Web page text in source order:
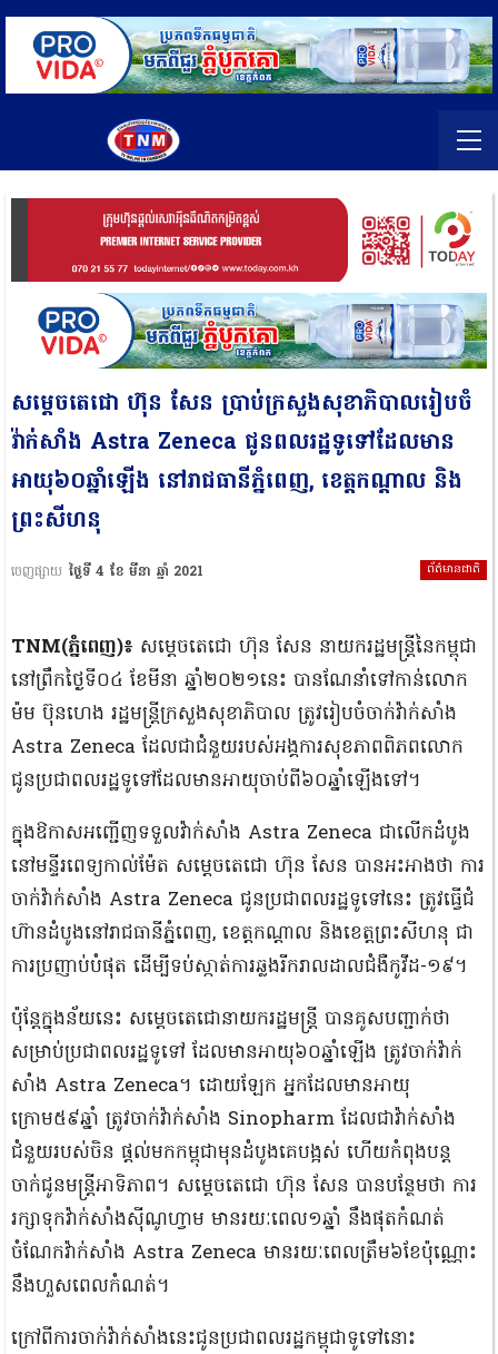
សម្តេចតេជោ ហ៊ុន សែន ប្រាប់ក្រសួងសុខាភិបាលរៀបចំ
វ៉ាក់សាំង Astra Zeneca ជូនពលរដ្ឋទូទៅដែលមាន
អាយុ៦០ឆ្នាំឡើង នៅរាជធានីភ្នំពេញ, ខេត្តកណ្តាល និង
ព្រះសីហនុ
ព័ត៌មានជាតិ
ចេញផ្សាយ ថ្ងៃទី 4 ខែ មីនា ឆ្នាំ 2021
TNM(ភ្នំពេញ)៖ សម្ដេចតេជោ ហ៊ុន សែន នាយករដ្ឋមន្ដ្រីនៃកម្ពុជា
នៅព្រឹកថ្ងៃទី០៤ ខែមីនា ឆ្នាំ២០២១នេះ បានណែនាំទៅកាន់លោក
ម៉ម ប៊ុនហេង រដ្ឋមន្ដ្រីក្រសួងសុខាភិបាល ត្រូវរៀបចំចាក់វ៉ាក់សាំង
Astra Zeneca ដែលជាជំនួយរបស់អង្គការសុខភាពពិភពលោក
ជូនប្រជាពលរដ្ឋទូទៅដែលមានអាយុចាប់ពី៦០ឆ្នាំឡើងទៅ។
ក្នុងឱកាសអញ្ជើញទទួលវ៉ាក់សាំង Astra Zeneca ជាលើកដំបូង
នៅមន្ទីរពេទ្យកាល់ម៉ែត សម្ដេចតេជោ ហ៊ុន សែន បានអះអាងថា ការ
ចាក់វ៉ាក់សាំង Astra Zeneca ជូនប្រជាពលរដ្ឋទូទៅនេះ ត្រូវធ្វើជំ
ហ៊ានដំបូងនៅរាជធានីភ្នំពេញ, ខេត្តកណ្ដាល និងខេត្តព្រះសីហនុ ជា
ការប្រញាប់បំផុត ដើម្បីទប់ស្កាត់ការឆ្លងរីករាលដាលជំងឺកូវីដ-១៩។
ប៉ុន្ដែក្នុងន័យនេះ សម្ដេចតេជោនាយករដ្ឋមន្ដ្រី បានគូសបញ្ជាក់ថា
សម្រាប់ប្រជាពលរដ្ឋទូទៅ ដែលមានអាយុ៦០ឆ្នាំឡើង ត្រូវចាក់វ៉ាក់
សាំង Astra Zeneca។ ដោយឡែក អ្នកដែលមានអាយុ
ក្រោម៥៩ឆ្នាំ ត្រូវចាក់វ៉ាក់សាំង Sinopharm ដែលជាវ៉ាក់សាំង
ជំនួយរបស់ចិន ផ្ដល់មកកម្ពុជាមុនដំបូងគេបង្អស់ ហើយកំពុងបន្ដ
ចាក់ជូនមន្ដ្រីអាទិភាព។ សម្តេចតេជោ ហ៊ុន សែន បានបន្ថែមថា ការ
រក្សាទុកវ៉ាក់សាំងស៊ីណូហ្វាម មានរយៈពេល១ឆ្នាំ នឹងផុតកំណត់
ចំណែកវ៉ាក់សាំង Astra Zeneca មានរយៈពេលត្រឹម៦ខែប៉ុណ្ណោះ
នឹងហួសពេលកំណត់។
ក្រៅពីការចាក់វ៉ាក់សាំងនេះជូនប្រជាពលរដ្ឋកម្ពុជាទូទៅនោះ